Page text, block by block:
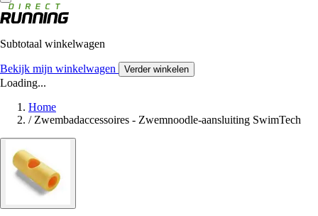
Subtotaal winkelwagen
Bekijk mijn winkelwagen Verder winkelen
Loading...
Home
/ Zwembadaccessoires - Zwemnoodle-aansluiting SwimTech